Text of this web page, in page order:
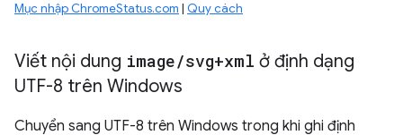
Mục nhập ChromeStatus.com | Quy cách
Viết nội dung image/svg+xml ở định dạng
UTF-8 trên Windows
Chuyển sang UTF-8 trên Windows trong khi ghi định